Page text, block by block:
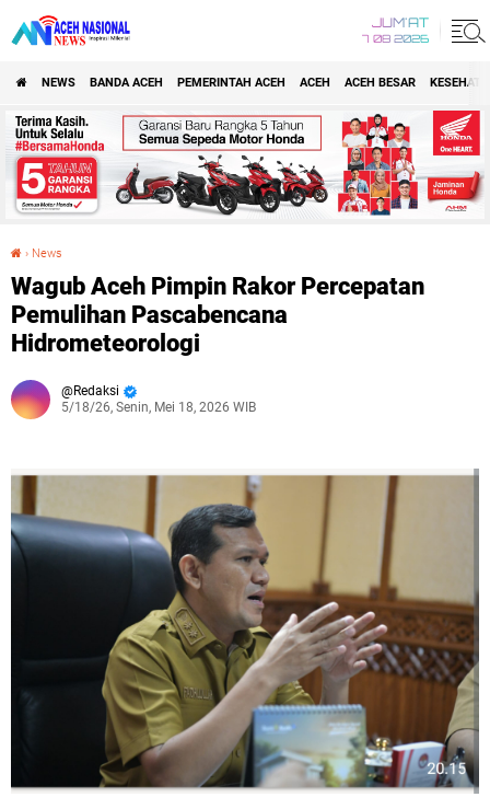
JUM'AT
7 08 2026
NEWS BANDA ACEH PEMERINTAH ACEH ACEH ACEH BESAR
› News
‎Wagub Aceh Pimpin Rakor Percepatan
Pemulihan Pascabencana
Hidrometeorologi
Redaksi
5/18/26, Senin, Mei 18, 2026 WIB